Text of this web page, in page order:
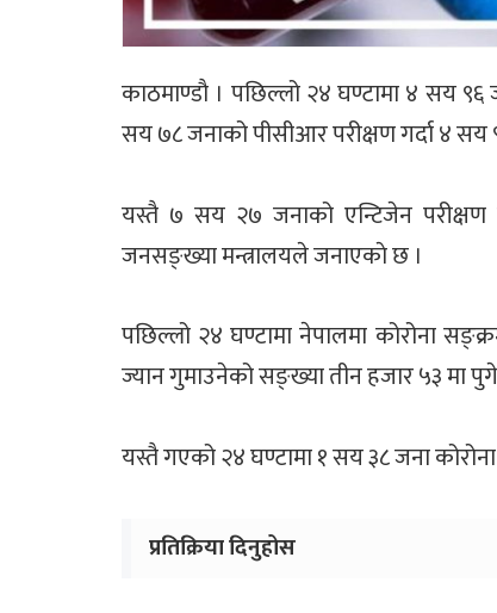
काठमाण्डाै । पछिल्लो २४ घण्टामा ४ सय
सय ७८ जनाको पीसीआर परीक्षण गर्दा ४ सय
यस्तै ७ सय २७ जनाको एन्टिजेन परीक्षण
जनसङ्ख्या मन्त्रालयले जनाएकाे छ ।
पछिल्लो २४ घण्टामा नेपालमा कोरोना
ज्यान गुमाउनेको सङ्ख्या तीन हजार ५३ मा
यस्तै गएको २४ घण्टामा १ सय ३८ जना
प्रतिक्रिया दिनुहोस